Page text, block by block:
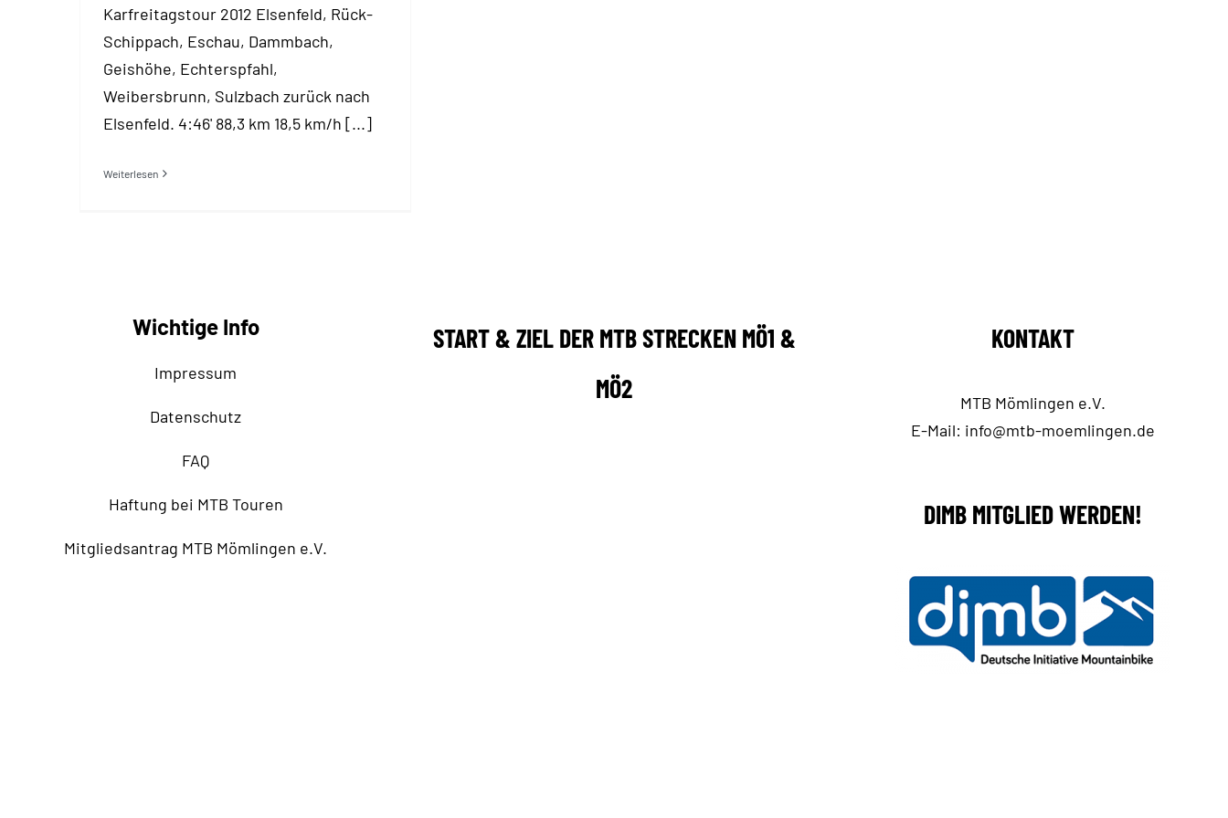
Karfreitagstour 2012 Elsenfeld, Rück-
Schippach, Eschau, Dammbach,
Geishöhe, Echterspfahl,
Weibersbrunn, Sulzbach zurück nach
Elsenfeld. 4:46' 88,3 km 18,5 km/h [...]
Weiterlesen
Wichtige Info
Impressum
Datenschutz
FAQ
Haftung bei MTB Touren
Mitgliedsantrag MTB Mömlingen e.V.
START & ZIEL DER MTB STRECKEN MÖ1 &
MÖ2
KONTAKT
MTB Mömlingen e.V.
E-Mail: info@mtb-moemlingen.de
DIMB MITGLIED WERDEN!